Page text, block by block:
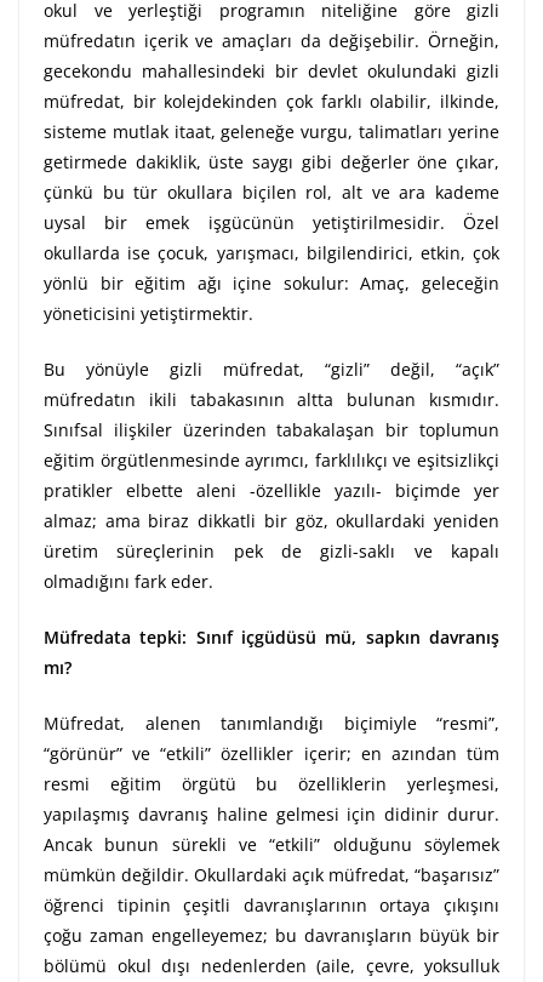
okul ve yerleştiği programın niteliğine göre gizli
müfredatın içerik ve amaçları da değişebilir. Örneğin,
gecekondu mahallesindeki bir devlet okulundaki gizli
müfredat, bir kolejdekinden çok farklı olabilir, ilkinde,
sisteme mutlak itaat, geleneğe vurgu, talimatları yerine
getirmede dakiklik, üste saygı gibi değerler öne çıkar,
çünkü bu tür okullara biçilen rol, alt ve ara kademe
uysal bir emek işgücünün yetiştirilmesidir. Özel
okullarda ise çocuk, yarışmacı, bilgilendirici, etkin, çok
yönlü bir eğitim ağı içine sokulur: Amaç, geleceğin
yöneticisini yetiştirmektir.
Bu yönüyle gizli müfredat, “gizli” değil, “açık”
müfredatın ikili tabakasının altta bulunan kısmıdır.
Sınıfsal ilişkiler üzerinden tabakalaşan bir toplumun
eğitim örgütlenmesinde ayrımcı, farklılıkçı ve eşitsizlikçi
pratikler elbette aleni -özellikle yazılı- biçimde yer
almaz; ama biraz dikkatli bir göz, okullardaki yeniden
üretim süreçlerinin pek de gizli-saklı ve kapalı
olmadığını fark eder.
Müfredata tepki: Sınıf içgüdüsü mü, sapkın davranış
mı?
Müfredat, alenen tanımlandığı biçimiyle “resmi”,
“görünür” ve “etkili” özellikler içerir; en azından tüm
resmi eğitim örgütü bu özelliklerin yerleşmesi,
yapılaşmış davranış haline gelmesi için didinir durur.
Ancak bunun sürekli ve “etkili” olduğunu söylemek
mümkün değildir. Okullardaki açık müfredat, “başarısız”
öğrenci tipinin çeşitli davranışlarının ortaya çıkışını
çoğu zaman engelleyemez; bu davranışların büyük bir
bölümü okul dışı nedenlerden (aile, çevre, yoksulluk